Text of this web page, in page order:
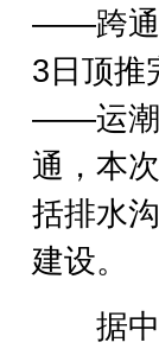
——跨通
3日顶推
——运潮
通，本
括排水
建设。
据中